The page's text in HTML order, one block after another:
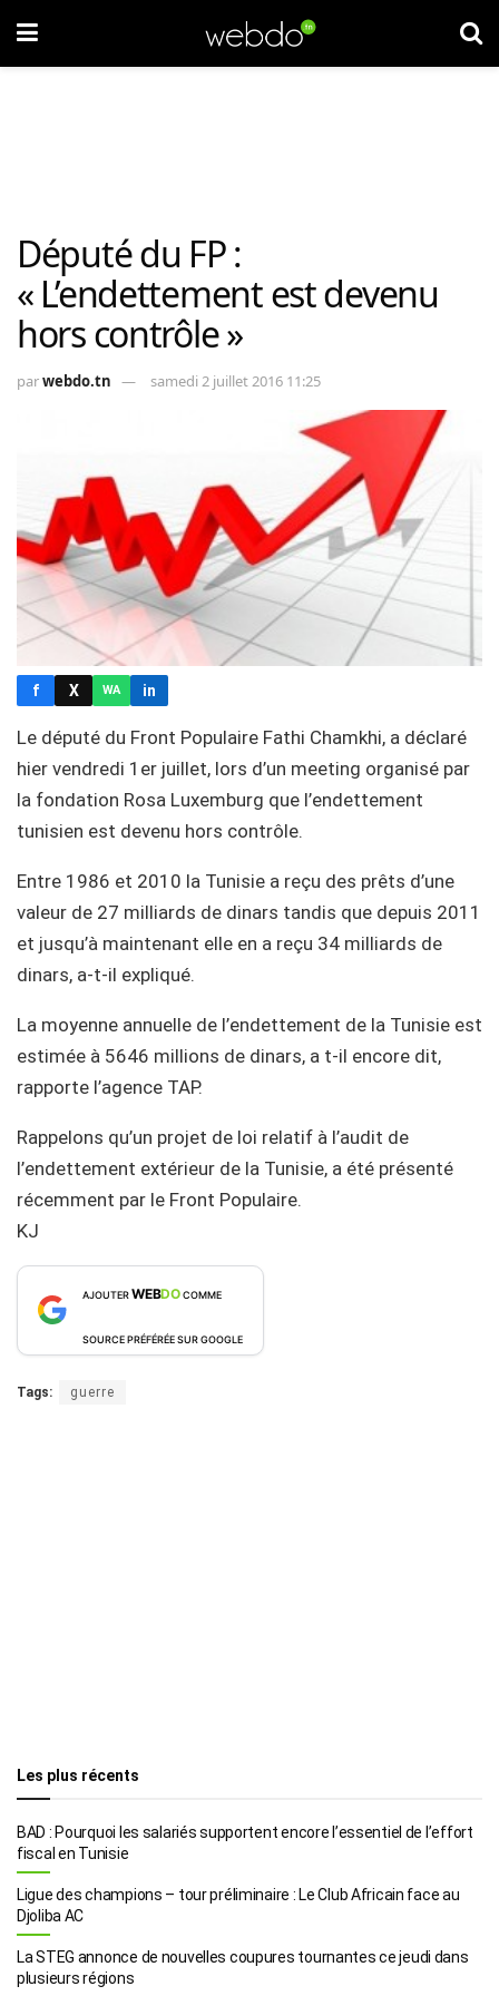
Député du FP :
« L’endettement est devenu
hors contrôle »
parwebdo.tn samedi 2 juillet 2016 11:25
f X WA in
Le député du Front Populaire Fathi Chamkhi, a déclaré
hier vendredi 1er juillet, lors d’un meeting organisé par
la fondation Rosa Luxemburg que l’endettement
tunisien est devenu hors contrôle.
Entre 1986 et 2010 la Tunisie a reçu des prêts d’une
valeur de 27 milliards de dinars tandis que depuis 2011
et jusqu’à maintenant elle en a reçu 34 milliards de
dinars, a-t-il expliqué.
La moyenne annuelle de l’endettement de la Tunisie est
estimée à 5646 millions de dinars, a t-il encore dit,
rapporte l’agence TAP.
Rappelons qu’un projet de loi relatif à l’audit de
l’endettement extérieur de la Tunisie, a été présenté
récemment par le Front Populaire.
KJ
AJOUTERWEBDOCOMME
SOURCE PRÉFÉRÉE SUR GOOGLE
Tags: guerre
Les plus récents
BAD : Pourquoi les salariés supportent encore l’essentiel de l’effort
fiscal en Tunisie
Ligue des champions – tour préliminaire : Le Club Africain face au
Djoliba AC
La STEG annonce de nouvelles coupures tournantes ce jeudi dans
plusieurs régions